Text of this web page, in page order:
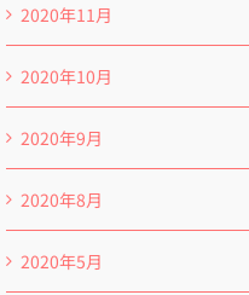
2020年11月
2020年10月
2020年9月
2020年8月
2020年5月